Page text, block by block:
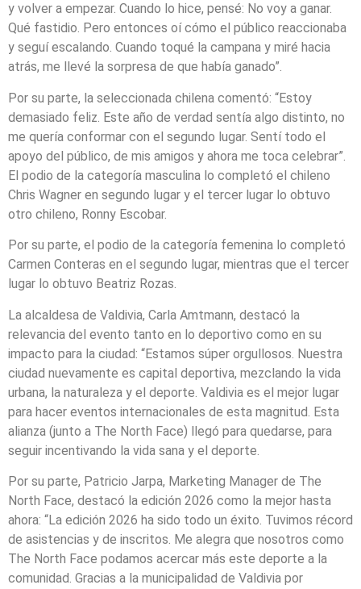
y volver a empezar. Cuando lo hice, pensé: No voy a ganar.
Qué fastidio. Pero entonces oí cómo el público reaccionaba
y seguí escalando. Cuando toqué la campana y miré hacia
atrás, me llevé la sorpresa de que había ganado”.
Por su parte, la seleccionada chilena comentó: “Estoy
demasiado feliz. Este año de verdad sentía algo distinto, no
me quería conformar con el segundo lugar. Sentí todo el
apoyo del público, de mis amigos y ahora me toca celebrar”.
El podio de la categoría masculina lo completó el chileno
Chris Wagner en segundo lugar y el tercer lugar lo obtuvo
otro chileno, Ronny Escobar.
Por su parte, el podio de la categoría femenina lo completó
Carmen Conteras en el segundo lugar, mientras que el tercer
lugar lo obtuvo Beatriz Rozas.
La alcaldesa de Valdivia, Carla Amtmann, destacó la
relevancia del evento tanto en lo deportivo como en su
impacto para la ciudad: “Estamos súper orgullosos. Nuestra
ciudad nuevamente es capital deportiva, mezclando la vida
urbana, la naturaleza y el deporte. Valdivia es el mejor lugar
para hacer eventos internacionales de esta magnitud. Esta
alianza (junto a The North Face) llegó para quedarse, para
seguir incentivando la vida sana y el deporte.
Por su parte, Patricio Jarpa, Marketing Manager de The
North Face, destacó la edición 2026 como la mejor hasta
ahora: “La edición 2026 ha sido todo un éxito. Tuvimos récord
de asistencias y de inscritos. Me alegra que nosotros como
The North Face podamos acercar más este deporte a la
comunidad. Gracias a la municipalidad de Valdivia por